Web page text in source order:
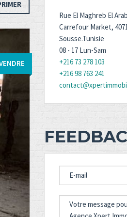
Rue El Maghreb El
Carrefour Market,
Sousse.Tunisie
08 - 17 Lun-Sam
+216 73 278 103
+216 98 763 241
MESSAGE
FOR